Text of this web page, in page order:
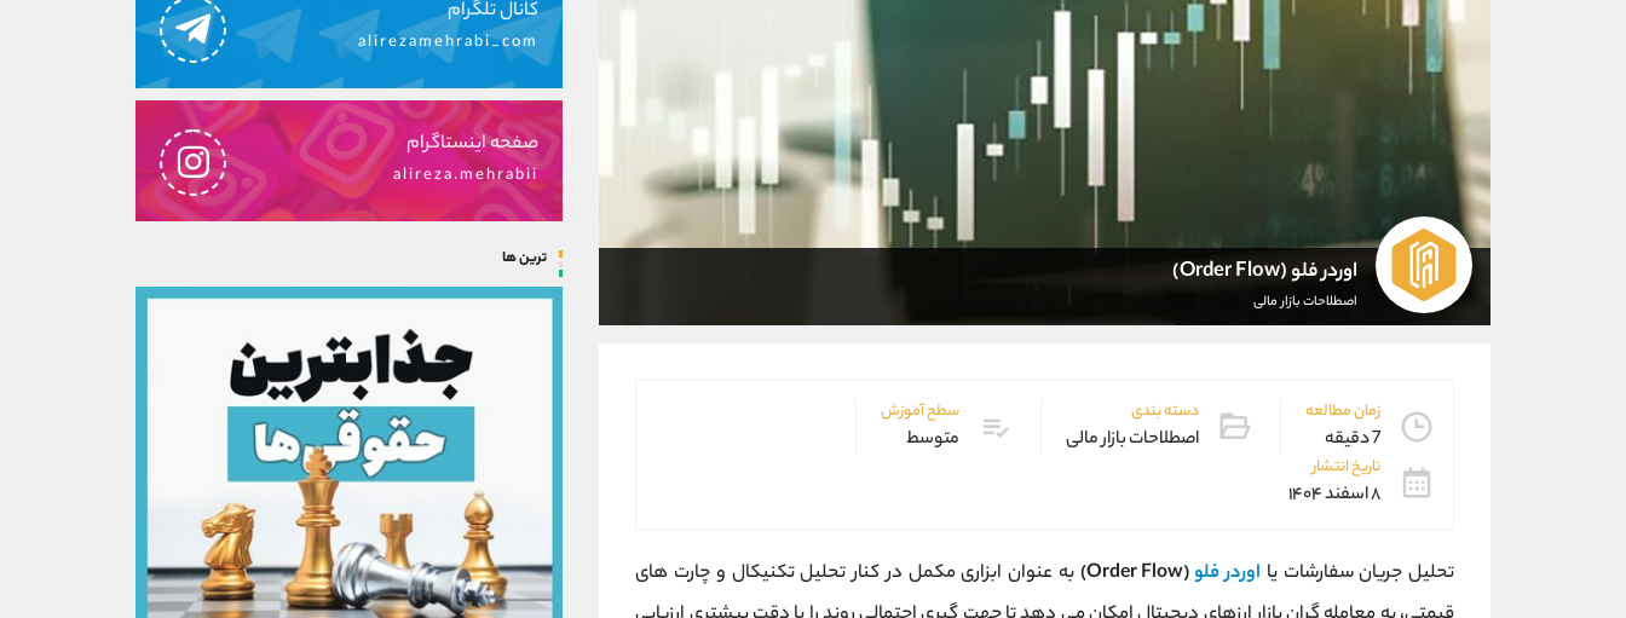
اوردر فلو (Order Flow)
اصطلاحات بازار مالی
زمان مطالعه
7 دقیقه
دسته بندی
اصطلاحات بازار مالی
سطح آموزش
متوسط
تاریخ انتشار
۸ اسفند ۱۴۰۴
تحلیل جریان سفارشات یا اوردر فلو(Order Flow)
به عنوان ابزاری مکمل در کنار تحلیل تکنیکال و چارت ‌های
کانال تلگرام
alirezamehrabi_com
صفحه اینستاگرام
alireza.mehrabii
ترین ها